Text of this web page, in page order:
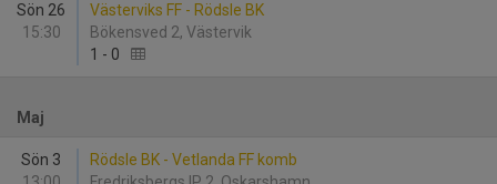
Sön 26
15:30
Västerviks FF - Rödsle BK
Bökensved 2, Västervik
1 - 0
Maj
Sön 3
Rödsle BK - Vetlanda FF komb